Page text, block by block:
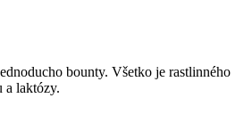
bounty. Všetko je rastlinného
a laktózy.